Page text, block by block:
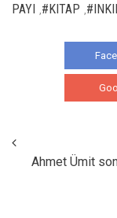
PAYI #KITAP
Ahmet Ümit